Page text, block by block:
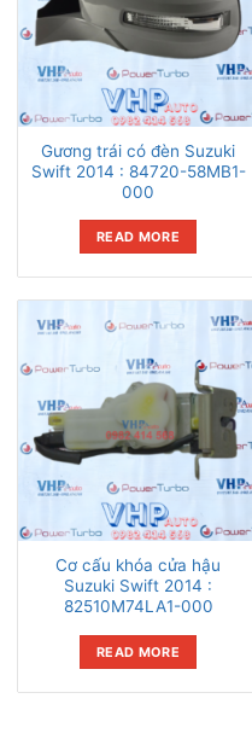
Gương trái có đèn Suzuki
Swift 2014 : 84720-58MB1-
000
READ MORE
Cơ cấu khóa cửa hậu
Suzuki Swift 2014 :
82510M74LA1-000
READ MORE